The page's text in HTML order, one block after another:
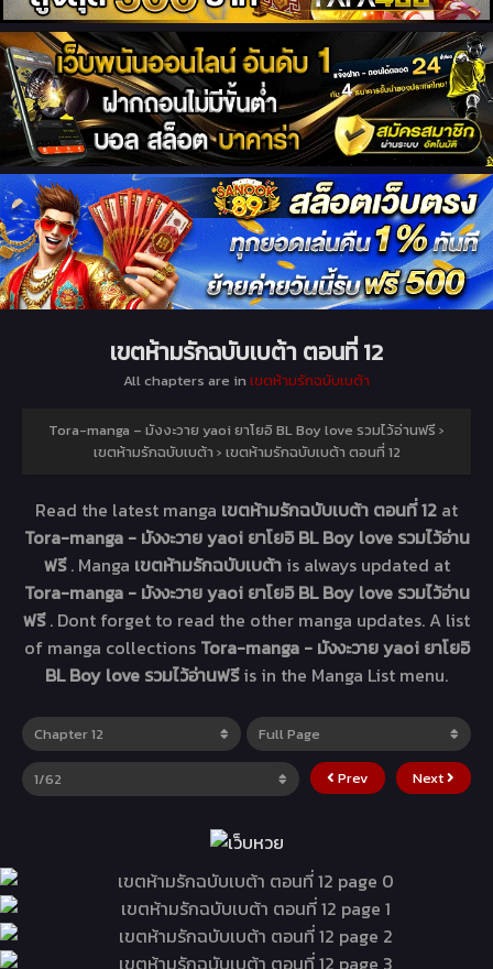
เขตห้ามรักฉบับเบต้า ตอนที่ 12
All chapters are in เขตห้ามรักฉบับเบต้า
Tora-manga – มังงะวาย yaoi ยาโยอิ BL Boy love รวมไว้อ่านฟรี ›
เขตห้ามรักฉบับเบต้า › เขตห้ามรักฉบับเบต้า ตอนที่ 12
Read the latest manga เขตห้ามรักฉบับเบต้า ตอนที่ 12 at
Tora-manga - มังงะวาย yaoi ยาโยอิ BL Boy love รวมไว้อ่าน
ฟรี. Manga เขตห้ามรักฉบับเบต้า is always updated at
Tora-manga - มังงะวาย yaoi ยาโยอิ BL Boy love รวมไว้อ่าน
ฟรี. Dont forget to read the other manga updates. A list
of manga collections Tora-manga - มังงะวาย yaoi ยาโยอิ
BL Boy love รวมไว้อ่านฟรีis in the Manga List menu.
Prev Next